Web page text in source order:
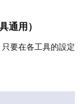
通用）
只要在各工具的設定